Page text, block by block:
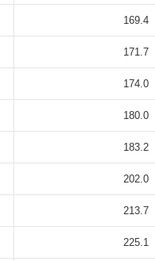
169.4
171.7
174.0
180.0
183.2
202.0
213.7
225.1